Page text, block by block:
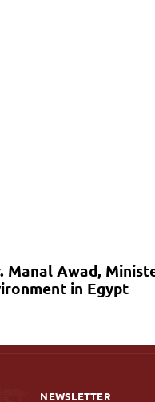
Manal Awad,
in Egypt
NEWSLETTER